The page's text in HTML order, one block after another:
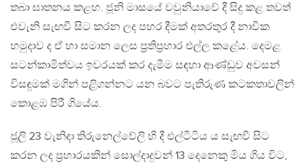
තබා ඝාතනය කළහ. ජූනි මාසයේ වවුනියාවේ දී සිදු කළ තවත්
එවැනි සැඟවී සිට කරන ලද පහර දීමක් අතරතුර දී නාවික
හමුදාව ද ඒ හා සමාන ලෙස ප්‍රතිප්‍රහාර එල්ල කළේය. දෙමළ
සටන්කාමිත්වය ඉවරයක් කර දැමීම සඳහා ආණ්ඩුව අවසන්
විසඳුමක් මගින් පළිගන්නට යන බවට පැතිරුණ කටකතාවලින්
කොළඹ පිරී ගියේය.
ජූලි 23 වැනිදා තිරුනෙල්වේලි හි දී එල්ටීටිය ය සැඟවී සිට
කරන ලද ප්‍රහාරයකින් සොල්දාදුවන් 13 දෙනෙකු මිය ගිය විට,